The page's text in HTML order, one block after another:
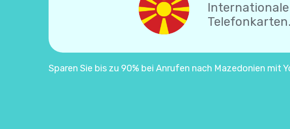
Sparen Sie bis zu 90% bei Anrufen nach Mazedonien mit